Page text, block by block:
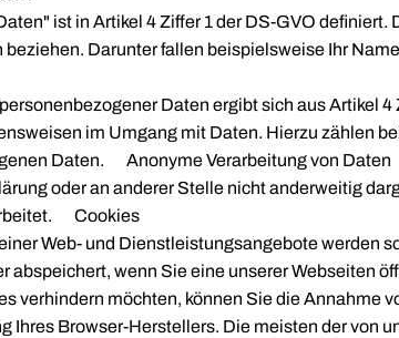
ist in Artikel 4 Ziffer 1 der DS-GVO
Darunter fallen beispielsweise Ihr
Daten ergibt sich aus Artikel
im Umgang mit Daten. Hierzu zählen
Daten. Anonyme Verarbeitung von Daten
oder an anderer Stelle nicht anderweitig
Cookies
Web- und Dienstleistungsangebote
abspeichert, wenn Sie eine unserer Webseiten
verhindern möchten, können Sie die Annahme
Ihres Browser-Herstellers. Die meisten der von